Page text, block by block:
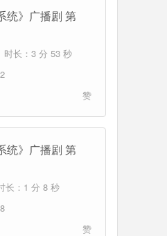
统》广播剧 第
时长：3 分 53 秒
赞
统》广播剧 第
长：1 分 8 秒
赞